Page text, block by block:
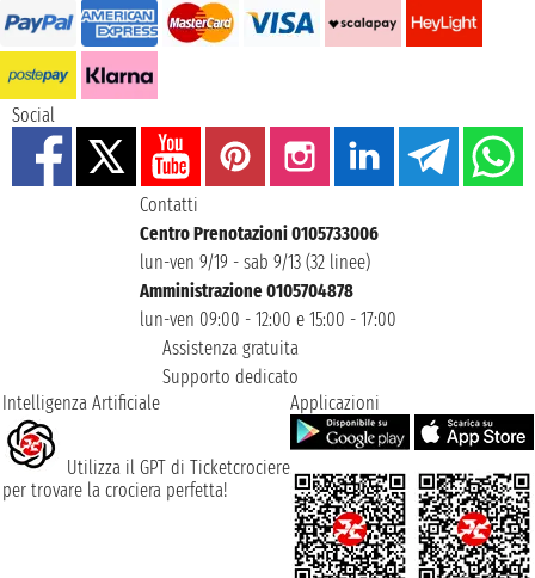
Social
Contatti
Centro Prenotazioni 0105733006
lun-ven 9/19 - sab 9/13 (32 linee)
Amministrazione 0105704878
lun-ven 09:00 - 12:00 e 15:00 - 17:00
Assistenza gratuita
Supporto dedicato
Intelligenza Artificiale
Utilizza il GPT di Ticketcrociere
per trovare la crociera perfetta!
Applicazioni